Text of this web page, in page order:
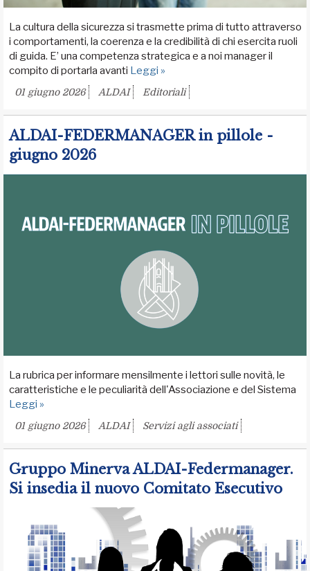
La cultura della sicurezza si trasmette prima di tutto attraverso
i comportamenti, la coerenza e la credibilità di chi esercita ruoli
di guida. E’ una competenza strategica e a noi manager il
compito di portarla avanti Leggi »
01 giugno 2026 ALDAI Editoriali
ALDAI-FEDERMANAGER in pillole -
giugno 2026
La rubrica per informare mensilmente i lettori sulle novità, le
caratteristiche e le peculiarità dell'Associazione e del Sistema
Leggi »
01 giugno 2026 ALDAI Servizi agli associati
Gruppo Minerva ALDAI-Federmanager.
Si insedia il nuovo Comitato Esecutivo